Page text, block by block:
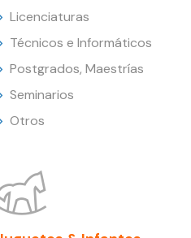
Licenciaturas
Técnicos e Informáticos
Postgrados, Maestrías
Seminarios
Otros